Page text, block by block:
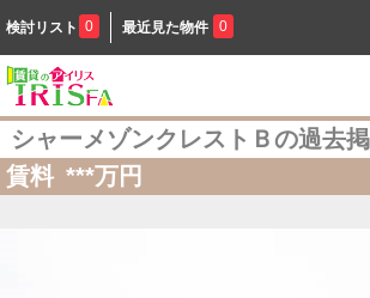
検討リスト 0 最近見た物件 0
シャーメゾンクレストＢの過去
賃料 ***万円